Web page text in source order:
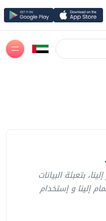
بتعبئة البيانات
إلينا و إستخدام